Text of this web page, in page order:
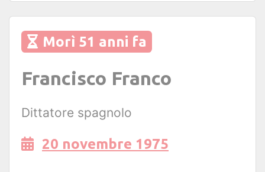
Morì 51 anni fa
Francisco Franco
Dittatore spagnolo
20 novembre 1975